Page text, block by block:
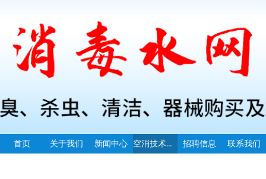
首页 关于我们 新闻中心 空消技术指导 招聘信息 联系我们